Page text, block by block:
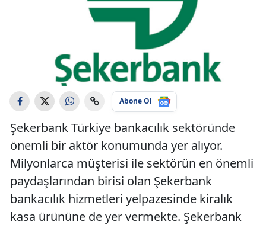
Abone Ol
Şekerbank Türkiye bankacılık sektöründe
önemli bir aktör konumunda yer alıyor.
Milyonlarca müşterisi ile sektörün en önemli
paydaşlarından birisi olan Şekerbank
bankacılık hizmetleri yelpazesinde kiralık
kasa ürününe de yer vermekte. Şekerbank